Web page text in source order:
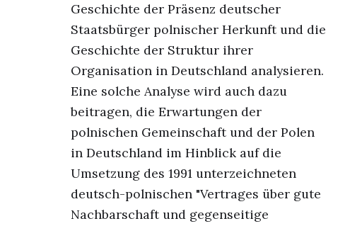
Geschichte der Präsenz deutscher
Staatsbürger polnischer Herkunft und die
Geschichte der Struktur ihrer
Organisation in Deutschland analysieren.
Eine solche Analyse wird auch dazu
beitragen, die Erwartungen der
polnischen Gemeinschaft und der Polen
in Deutschland im Hinblick auf die
Umsetzung des 1991 unterzeichneten
deutsch-polnischen "Vertrages über gute
Nachbarschaft und gegenseitige